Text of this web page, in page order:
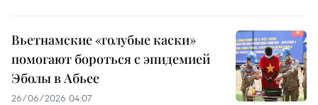
Вьетнамские «голубые каски»
помогают бороться с эпидемией
Эболы в Абьее
26/06/2026 04:07